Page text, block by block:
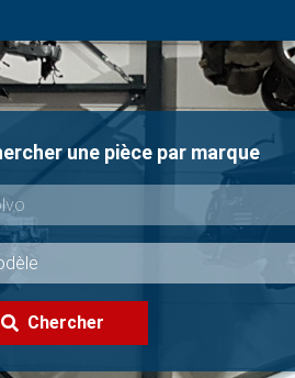
une pièce par marque
Chercher